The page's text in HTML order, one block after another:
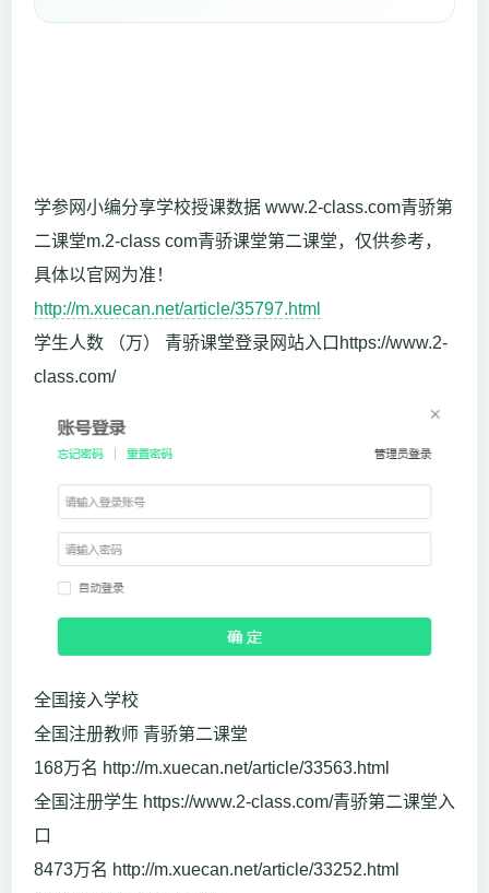
学参网小编分享学校授课数据 www.2-class.com青骄第
二课堂m.2-class com青骄课堂第二课堂，仅供参考，
具体以官网为准！
http://m.xuecan.net/article/35797.html
学生人数 （万） 青骄课堂登录网站入口https://www.2-
class.com/
全国接入学校
全国注册教师 青骄第二课堂
168万名 http://m.xuecan.net/article/33563.html
全国注册学生 https://www.2-class.com/青骄第二课堂入
口
8473万名 http://m.xuecan.net/article/33252.html